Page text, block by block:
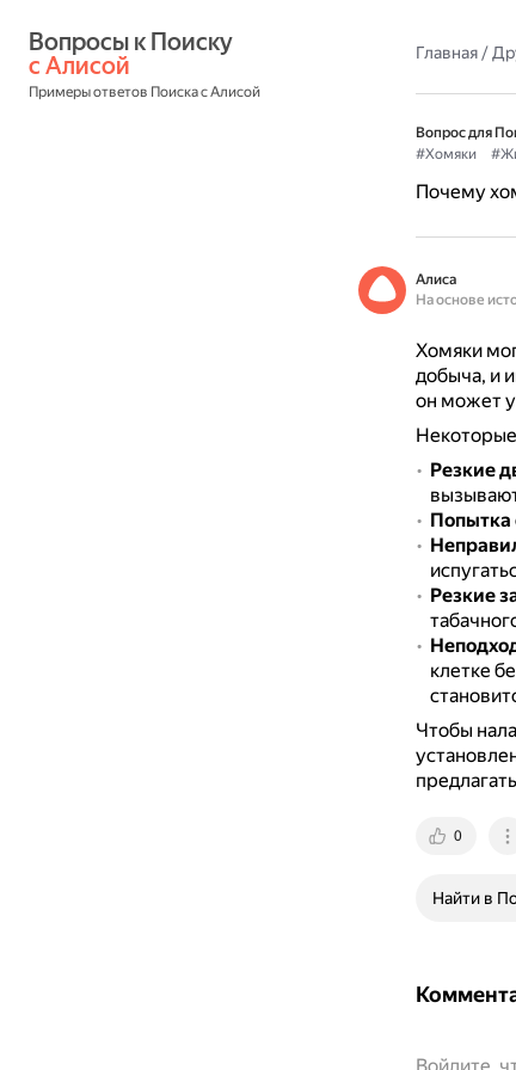
с Алисой
Примеры ответов Поиска с Алисой
Главная/
Вопрос для
#Хомяки
Почему
Алиса
На основе
Хомяки
добыча, и
он может
Резкие
Попытка
Резкие
клетке
Чтобы
0
Найти в